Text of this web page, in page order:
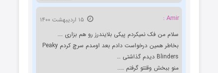
Amir :
سلام من فک نمیکردم پیکی بلایندرز رو هم بزاری ….
بخاطر همین درخواست دادم بعد اومدم سرچ کردم Peaky
Blinders دیدم گذاشتی …
منو ببخش وقتتو گرفتم …..